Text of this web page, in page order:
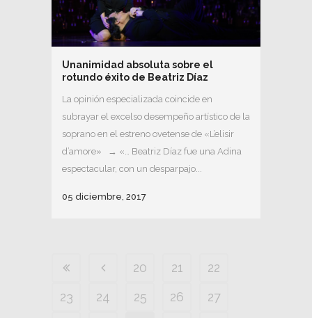
Unanimidad absoluta sobre el
rotundo éxito de Beatriz Díaz
La opinión especializada coincide en
subrayar el excelso desempeño artístico de la
soprano en el estreno ovetense de «L’elisir
d’amore» → «… Beatriz Díaz fue una Adina
espectacular, con un desparpajo...
05 diciembre, 2017
20 21
22
23
24 25 26
27